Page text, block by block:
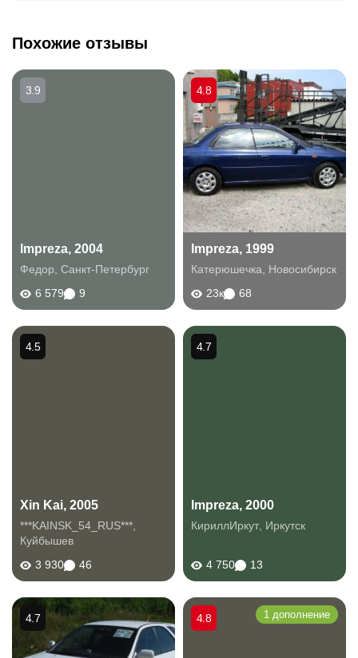
Похожие отзывы
Impreza, 2004
Федор Санкт-Петербург
6 579
9
3.9
Impreza, 1999
Катерюшечка
Новосибирск
23к
68
4.8
Xin Kai, 2005
***KAINSK_54_RUS***
Куйбышев
3 930
46
4.5
Impreza, 2000
КириллИркут Иркутск
4 750 13
4.7
4.7 4.8 1 дополнение